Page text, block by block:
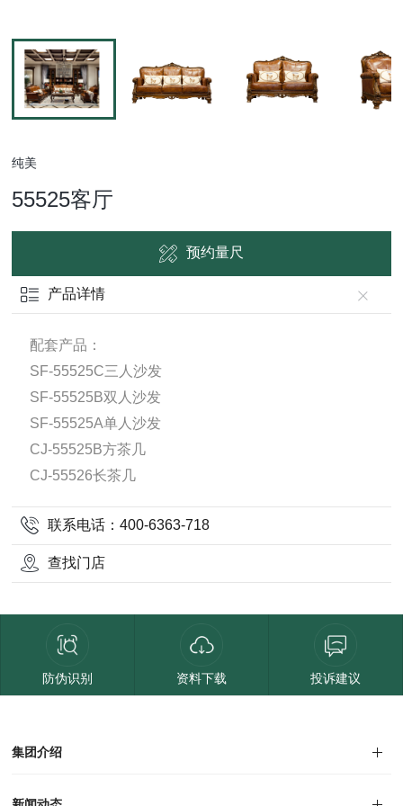
纯美
55525客厅
预约量尺
产品详情
配套产品：
SF-55525C三人沙发
SF-55525B双人沙发
SF-55525A单人沙发
CJ-55525B方茶几
CJ-55526长茶几
联系电话：400-6363-718
查找门店
防伪识别 资料下载 投诉建议
集团介绍
集团介绍
企业文化
人才招聘
商学院
VR全景展厅
董事长介绍